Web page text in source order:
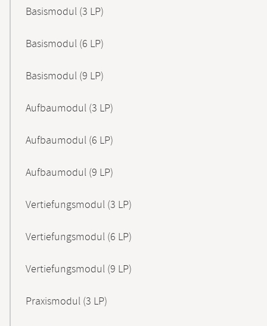
Basismodul (3 LP)
Basismodul (6 LP)
Basismodul (9 LP)
Aufbaumodul (3 LP)
Aufbaumodul (6 LP)
Aufbaumodul (9 LP)
Vertiefungsmodul (3 LP)
Vertiefungsmodul (6 LP)
Vertiefungsmodul (9 LP)
Praxismodul (3 LP)